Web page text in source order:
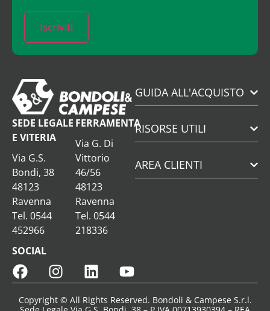
Iscriviti
SEDE LEGALE
E VITERIA
Via G.S.
Bondi, 38
48123
Ravenna
Tel. 0544
452966
FERRAMENTA
Via G. Di
Vittorio
46/56
48123
Ravenna
Tel. 0544
218336
SOCIAL
GUIDA ALL'ACQUISTO
RISORSE UTILI
AREA CLIENTI
Copyright © All Rights Reserved. Bondoli & Campese S.r.l.